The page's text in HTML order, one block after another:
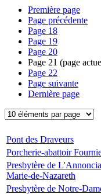
Première page
Page précédente
Page 18
Page 19
Page 20
Page 21 (page
Page 22
Page suivante
Dernière page
Pont des Draveurs
Porcherie-abattoir
Presbytère de
Marie-de-Nazareth
Presbytère de Notre-